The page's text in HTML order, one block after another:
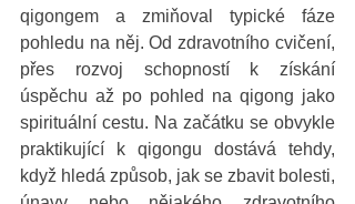
qigongem a zmiňoval typické fáze
pohledu na něj. Od zdravotního cvičení,
přes rozvoj schopností k získání
úspěchu až po pohled na qigong jako
spirituální cestu. Na začátku se obvykle
praktikující k qigongu dostává tehdy,
když hledá způsob, jak se zbavit bolesti,